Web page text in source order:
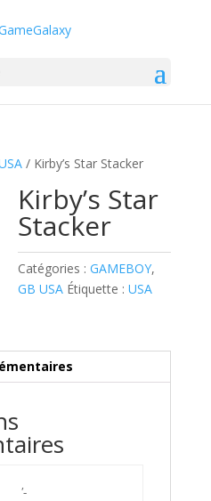
/ Kirby’s Star Stacker
Kirby’s Star
Stacker
Catégories :GAMEBOY,
GB USA Étiquette :USA
'-